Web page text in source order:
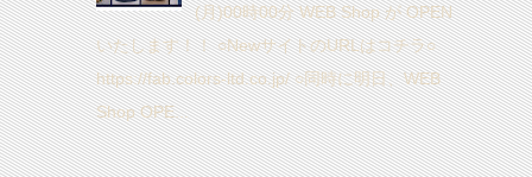
(月)00時00分 WEB Shop が OPEN
いたします！！ ○NewサイトのURLはコチラ○
https://fab.colors-ltd.co.jp/ ○同時に明日、WEB
Shop OPE...